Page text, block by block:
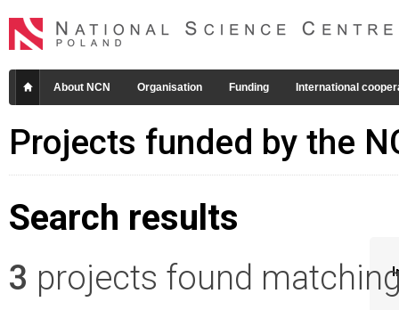
About NCN Organisation Funding International
Projects funded by the
Search results
3 projects found